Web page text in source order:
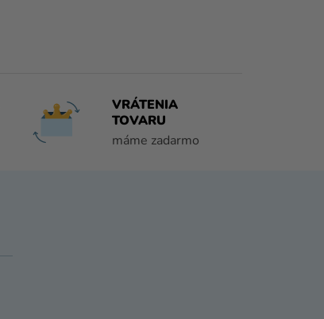
VRÁTENIA
TOVARU
máme zadarmo